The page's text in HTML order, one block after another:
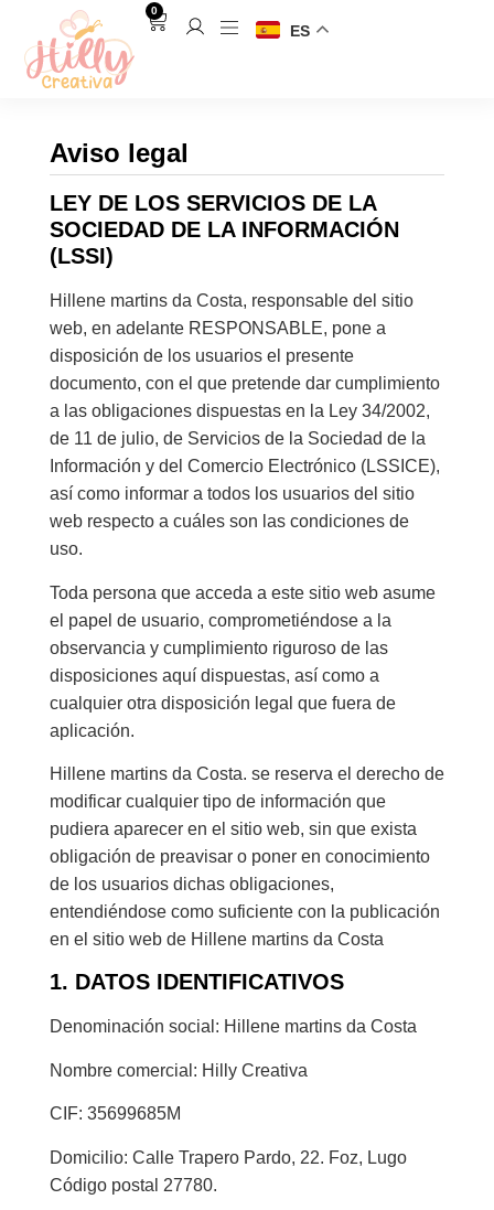
0
ES
Aviso legal
LEY DE LOS SERVICIOS DE LA
SOCIEDAD DE LA INFORMACIÓN
(LSSI)
Hillene martins da Costa, responsable del sitio
web, en adelante RESPONSABLE, pone a
disposición de los usuarios el presente
documento, con el que pretende dar cumplimiento
a las obligaciones dispuestas en la Ley 34/2002,
de 11 de julio, de Servicios de la Sociedad de la
Información y del Comercio Electrónico (LSSICE),
así como informar a todos los usuarios del sitio
web respecto a cuáles son las condiciones de
uso.
Toda persona que acceda a este sitio web asume
el papel de usuario, comprometiéndose a la
observancia y cumplimiento riguroso de las
disposiciones aquí dispuestas, así como a
cualquier otra disposición legal que fuera de
aplicación.
Hillene martins da Costa. se reserva el derecho de
modificar cualquier tipo de información que
pudiera aparecer en el sitio web, sin que exista
obligación de preavisar o poner en conocimiento
de los usuarios dichas obligaciones,
entendiéndose como suficiente con la publicación
en el sitio web de Hillene martins da Costa
1. DATOS IDENTIFICATIVOS
Denominación social: Hillene martins da Costa
Nombre comercial: Hilly Creativa
CIF: 35699685M
Domicilio: Calle Trapero Pardo, 22. Foz, Lugo
Código postal 27780.